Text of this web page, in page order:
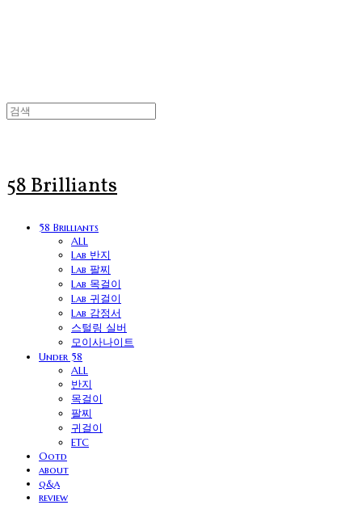
58 Brilliants
58 Brilliants
ALL
Lab 반지
Lab 팔찌
Lab 목걸이
Lab 귀걸이
Lab 감정서
스털링 실버
모이사나이트
Under 58
ALL
반지
목걸이
팔찌
귀걸이
ETC
Ootd
about
q&a
review